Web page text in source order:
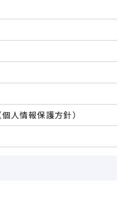
人情報保護方針）